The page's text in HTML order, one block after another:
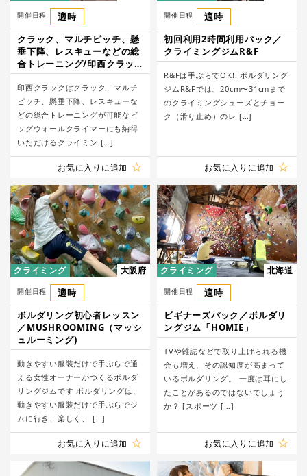
開催日程
適時
クラック、マルチピッチ、懸
垂下降、レスキューなどの総
合トレーニング/印西クラッ
ク
印西クラックはクラック、マルチ
ピッチ、懸垂下降、レスキューな
どの総合トレーニングが可能なビ
ッグウォールクライマーにも納得
いただけるクライミン […]
お気に入りに追加
開催日程
適時
初回利用2時間利用パック／
クライミングジムR&F
R&Fは手ぶらでOK!! ボルダリング
ジムR&Fでは、20cm〜31cmまで
のクライミングシューズとチョー
ク（滑り止め）のレ […]
お気に入りに追加
クライミング 大阪府
開催日程
適時
ボルダリング初心者レッスン
／MUSHROOMING（マッシ
ュルーミング)
動きやすい服装だけで手ぶらで通
える女性オーナーがつくるボルダ
リングジムです ボルダリングは、
動きやすい服装だけで手ぶらでジ
ムに行き、楽しく、 […]
お気に入りに追加
クライミング 北海道
開催日程
適時
ビギナーズパック／ボルダリ
ングジム「HOMIE」
TVや雑誌などで取り上げられる機
会も増え、その認知度が高まって
いるボルダリング。 一度は耳にし
たことがあるのではないでしょう
か？ [スポーツ […]
お気に入りに追加